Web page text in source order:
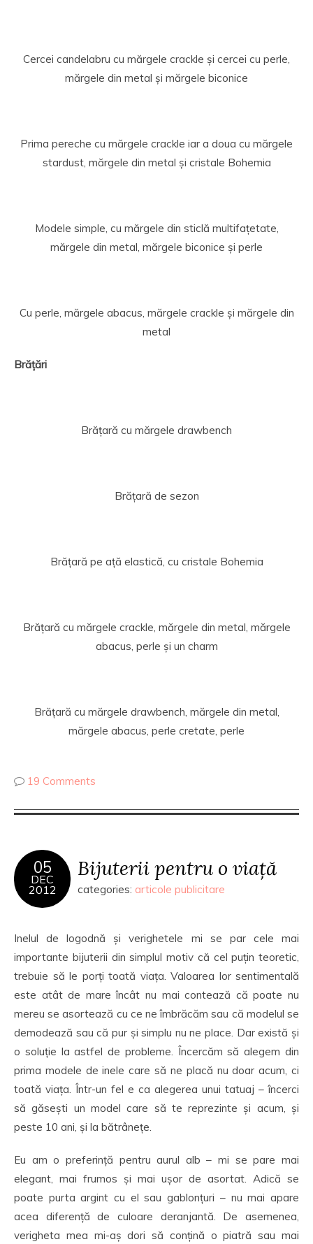
Cercei candelabru cu mărgele crackle și cercei cu perle,
mărgele din metal și mărgele biconice
Prima pereche cu mărgele crackle iar a doua cu mărgele
stardust, mărgele din metal și cristale Bohemia
Modele simple, cu mărgele din sticlă multifațetate,
mărgele din metal, mărgele biconice și perle
Cu perle, mărgele abacus, mărgele crackle și mărgele din
metal
Brățări
Brățară cu mărgele drawbench
Brățară de sezon
Brățară pe ață elastică, cu cristale Bohemia
Brățară cu mărgele crackle, mărgele din metal, mărgele
abacus, perle și un charm
Brățară cu mărgele drawbench, mărgele din metal,
mărgele abacus, perle cretate, perle
19 Comments
05
DEC
2012
Bijuterii pentru o viață
categories: articole publicitare
Inelul de logodnă și verighetele mi se par cele mai
importante bijuterii din simplul motiv că cel puțin teoretic,
trebuie să le porți toată viața. Valoarea lor sentimentală
este atât de mare încât nu mai contează că poate nu
mereu se asortează cu ce ne îmbrăcăm sau că modelul se
demodează sau că pur și simplu nu ne place. Dar există și
o soluție la astfel de probleme. Încercăm să alegem din
prima modele de inele care să ne placă nu doar acum, ci
toată viața. Într-un fel e ca alegerea unui tatuaj – încerci
să găsești un model care să te reprezinte și acum, și
peste 10 ani, și la bătrânețe.
Eu am o preferință pentru aurul alb – mi se pare mai
elegant, mai frumos și mai ușor de asortat. Adică se
poate purta argint cu el sau gablonțuri – nu mai apare
acea diferență de culoare deranjantă. De asemenea,
verigheta mea mi-aș dori să conțină o piatră sau mai